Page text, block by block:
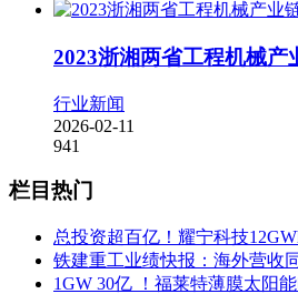
2023浙湘两省工程机械产
行业新闻
2026-02-11
941
栏目热门
总投资超百亿！耀宁科技
铁建重工业绩快报：海外营收
1GW 30亿 ！福莱特薄膜太阳